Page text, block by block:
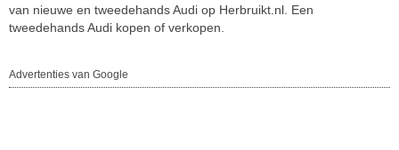
van nieuwe en tweedehands Audi op Herbruikt.nl. Een
tweedehands Audi kopen of verkopen.
Advertenties van Google